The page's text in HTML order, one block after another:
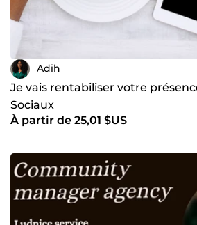
Adih
Je vais rentabiliser votre
Sociaux
À partir de 25,01 $US